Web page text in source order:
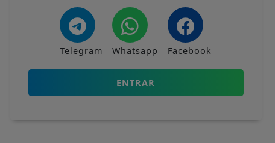
Telegram Whatsapp Facebook
ENTRAR